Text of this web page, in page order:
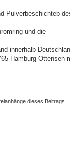
Pulverbeschichteb
und die
innerhalb
Hamburg-Ottensen
dieses Beitrags